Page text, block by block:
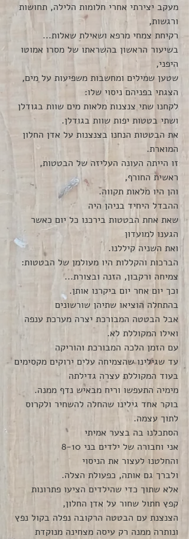
מעקב יצירתי אחרי חלומות הלילה, תחושות
ורגשות,
רקיחת צמחי מרפא ושאילת שאלות...
בשיעור הראשון בהשראתו של מסרו אמוטו
היפני,
שטען שמילים ומחשבות משפיעות על מים,
הצגתי בפניהם ניסוי שלו:
לקחנו שתי צנצנות מלאות מים שוות בגודלן
ושתי בטטות יפות שוות בגודלן.
את הבטטות הנחנו בצנצנות על אדן החלון
המוארת.
זו הייתה העונה העליזה של הבטטות,
ראשית החורף,
והן היו מלאות תקווה.
ההבדל היחיד בניהן היה
שאת אחת הבטטות בירכנו כל יום כאשר
הגענו למועדון
ואת השניה קיללנו.
הברכות והקללות היו מעולמן של הבטטות:
צמיחה ורקבון, הזנה ובצורת...
וכך יום אחר יום ביקרנו אותן.
בהתחלה הוציאו שתיהן שורשונים
אבל הבטטה המבורכת יצרה מערכת ענפה
ואילו המקוללת לא.
עם הזמן הלכה המבורכת והוריקה
עד שגילינו שהצמיחה עלים ירוקים מקסימים
בעוד המקוללת עצרה גדילתה
מימיה התעפשו וריח מבאיש נדף ממנה.
בוקר אחד גילינו שהחלה להשחיר ולקרוס
לתוך עצמה.
הסתכלנו בה בצער אמיתי
אני וחבורה של ילדים בני 8-10
והחלטנו לעצור את הניסוי
ולברך גם אותה, כפעולת הצלה.
אלא שתוך כדי שהילדים הציעו פתרונות
קפץ חתול שחור על אדן החלון,
הצנצנת עם הבטטה הרקובה נפלה בקול נפץ
ונותרה ממנה רק עיסה מצחינה מנוקדת